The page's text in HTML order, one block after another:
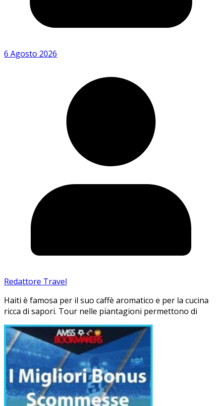
6 Agosto 2026
Redattore Travel
Haiti è famosa per il suo caffè aromatico e per la cucina
ricca di sapori. Tour nelle piantagioni permettono di